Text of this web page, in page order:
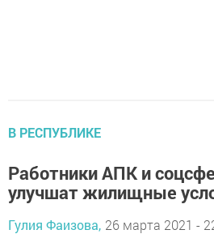
В РЕСПУБЛИКЕ
Работники АПК и
улучшат жилищные
Гулия Фаизова, 26 марта 2021 -